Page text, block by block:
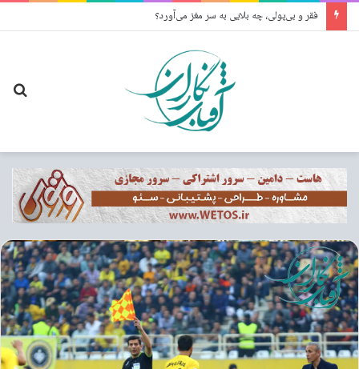
فقر و بی‌پولی، چه بلایی به سر مغز می‌آورد؟